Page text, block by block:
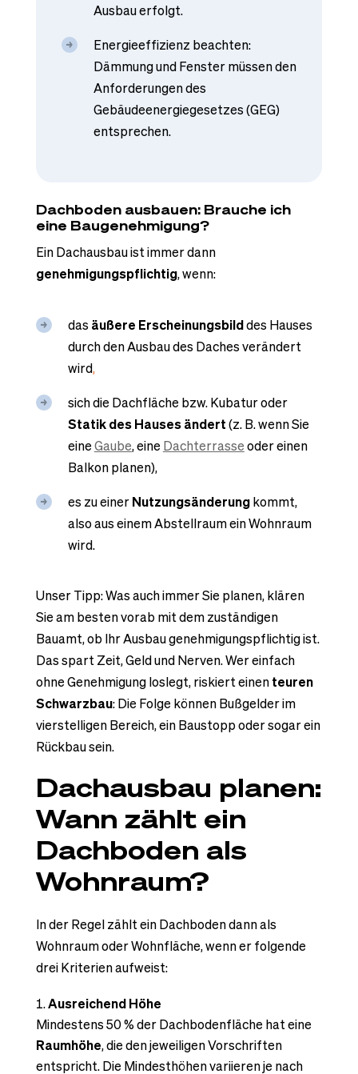
Ausbau erfolgt.
Energieeffizienz beachten:
Dämmung und Fenster müssen den
Anforderungen des
Gebäudeenergiegesetzes (GEG)
entsprechen.
Dachboden ausbauen: Brauche ich
eine Baugenehmigung?
Ein Dachausbau ist immer dann
genehmigungspflichtig, wenn:
das äußere Erscheinungsbilddes Hauses
durch den Ausbau des Daches verändert
wird,
sich die Dachfläche bzw. Kubatur oder
Statik des Hauses ändert(z. B. wenn Sie
eineGaube, eine Dachterrasseoder einen
Balkon planen),
es zu einerNutzungsänderungkommt,
also aus einem Abstellraum ein Wohnraum
wird.
Unser Tipp: Was auch immer Sie planen, klären
Sie am besten vorab mit dem zuständigen
Bauamt, ob Ihr Ausbau genehmigungspflichtig ist.
Das spart Zeit, Geld und Nerven. Wer einfach
ohne Genehmigung loslegt, riskiert einenteuren
Schwarzbau: Die Folge können Bußgelder im
vierstelligen Bereich, ein Baustopp oder sogar ein
Rückbau sein.
Dachausbau planen:
Wann zählt ein
Dachboden als
Wohnraum?
In der Regel zählt ein Dachboden dann als
Wohnraum oder Wohnfläche, wenn er folgende
drei Kriterien aufweist:
Ausreichend Höhe
Mindestens 50 % der Dachbodenfläche hat eine
Raumhöhe, die den jeweiligen Vorschriften
entspricht. Die Mindesthöhen variieren je nach